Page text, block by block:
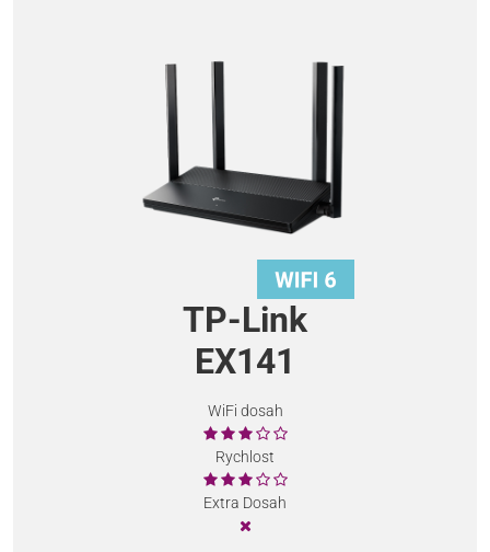
TP-Link
EX141
WiFi dosah
Rychlost
Extra Dosah